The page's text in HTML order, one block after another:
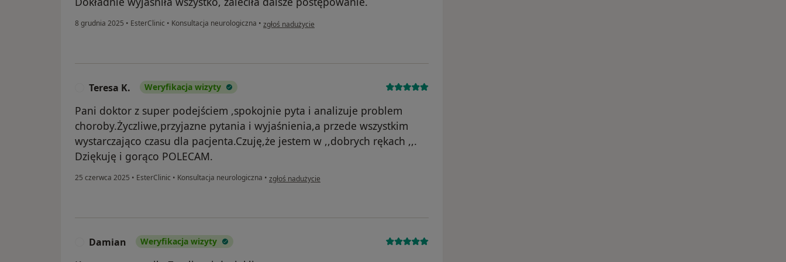
8 grudnia 2025 • EsterClinic • Konsultacja neurologiczna • w opinii użytkownika M.B
zgłoś nadużycie
Teresa K. Weryfikacja wizyty
Pani doktor z super podejściem ,spokojnie pyta i analizuje problem
choroby.Życzliwe,przyjazne pytania i wyjaśnienia,a przede wszystkim
wystarczająco czasu dla pacjenta.Czuję,że jestem w ,,dobrych rękach ,,.
Dziękuję i gorąco POLECAM.
25 czerwca 2025 • EsterClinic • Konsultacja neurologiczna • w opinii użytkownika Teresa K.
zgłoś nadużycie
Damian Weryfikacja wizyty